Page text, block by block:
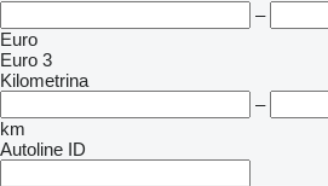
–
Euro
Euro 3
Kilometrina
–
km
Autoline ID